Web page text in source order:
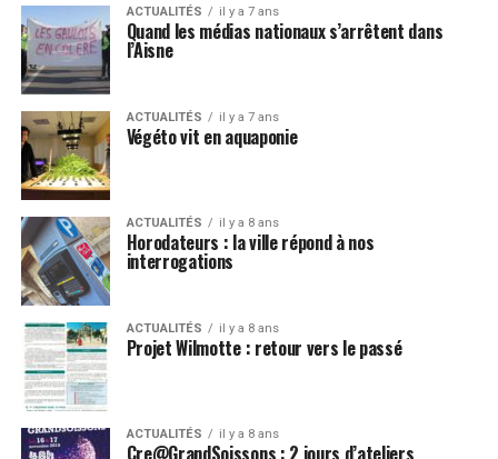
ACTUALITÉS il y a 7 ans
Quand les médias nationaux s’arrêtent dans
l’Aisne
ACTUALITÉS il y a 7 ans
Végéto vit en aquaponie
ACTUALITÉS il y a 8 ans
Horodateurs : la ville répond à nos
interrogations
ACTUALITÉS il y a 8 ans
Projet Wilmotte : retour vers le passé
ACTUALITÉS il y a 8 ans
Cre@GrandSoissons : 2 jours d’ateliers